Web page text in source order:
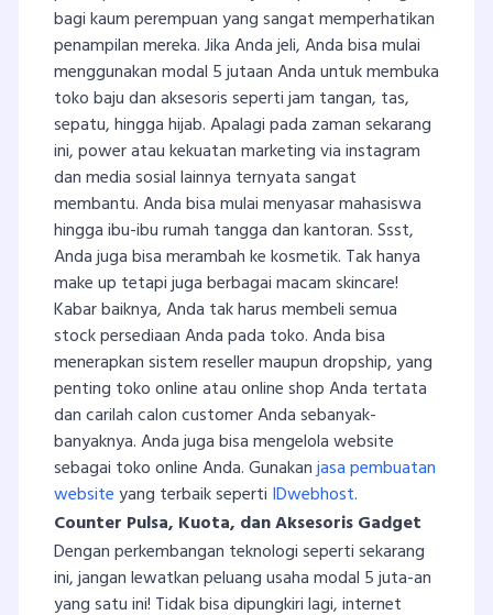
bagi kaum perempuan yang sangat memperhatikan
penampilan mereka. Jika Anda jeli, Anda bisa mulai
menggunakan modal 5 jutaan Anda untuk membuka
toko baju dan aksesoris seperti jam tangan, tas,
sepatu, hingga hijab. Apalagi pada zaman sekarang
ini, power atau kekuatan marketing via instagram
dan media sosial lainnya ternyata sangat
membantu. Anda bisa mulai menyasar mahasiswa
hingga ibu-ibu rumah tangga dan kantoran. Ssst,
Anda juga bisa merambah ke kosmetik. Tak hanya
make up tetapi juga berbagai macam skincare!
Kabar baiknya, Anda tak harus membeli semua
stock persediaan Anda pada toko. Anda bisa
menerapkan sistem reseller maupun dropship, yang
penting toko online atau online shop Anda tertata
dan carilah calon customer Anda sebanyak-
banyaknya. Anda juga bisa mengelola website
sebagai toko online Anda. Gunakanjasa pembuatan
websiteyang terbaik seperti IDwebhost.
Counter Pulsa, Kuota, dan Aksesoris Gadget
Dengan perkembangan teknologi seperti sekarang
ini, jangan lewatkan peluang usaha modal 5 juta-an
yang satu ini! Tidak bisa dipungkiri lagi, internet